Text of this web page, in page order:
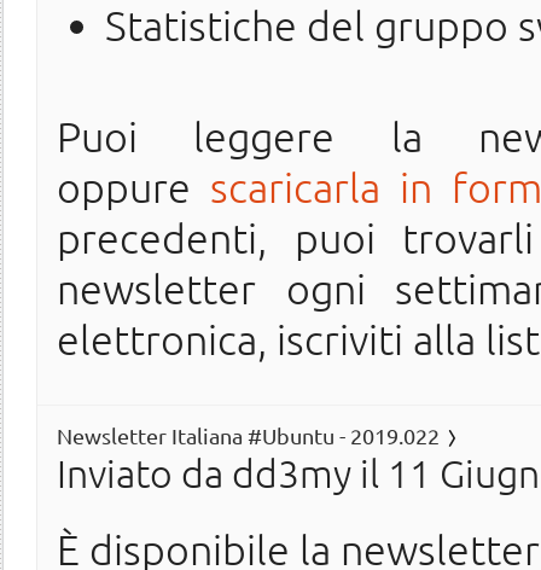
Statistiche del gruppo
Puoi leggere la
oppure scaricarla in
precedenti, puoi
newsletter ogni
elettronica, iscriviti alla
Newsletter Italiana #Ubuntu - 2019.022
Inviato da dd3my il 11
È disponibile la